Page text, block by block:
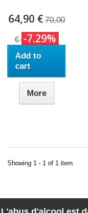
64,90 € 70,00
€ -7.29%
Add to
cart
More
Showing 1 - 1 of 1 item